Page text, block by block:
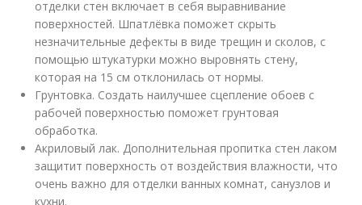
отделки стен включает в себя выравнивание
поверхностей. Шпатлёвка поможет скрыть
незначительные дефекты в виде трещин и сколов, с
помощью штукатурки можно выровнять стену,
которая на 15 см отклонилась от нормы.
Грунтовка. Создать наилучшее сцепление обоев с
рабочей поверхностью поможет грунтовая
обработка.
Акриловый лак. Дополнительная пропитка стен лаком
защитит поверхность от воздействия влажности, что
очень важно для отделки ванных комнат, санузлов и
кухни.